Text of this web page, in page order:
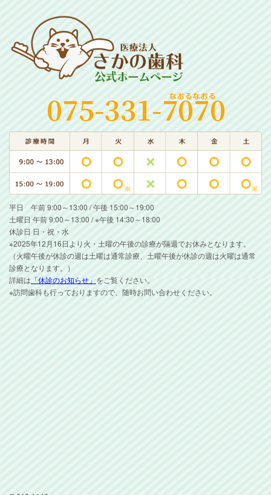
平日 午前 9:00～13:00 / 午後 15:00～19:00
土曜日 午前 9:00～13:00 / ※午後 14:30～18:00
休診日 日・祝・水
※2025年12月16日より火・土曜の午後の診療が隔週でお休みとなります。
（火曜午後が休診の週は土曜は通常診療、土曜午後が休診の週は火曜は通常
診療となります。）
詳細は 「休診のお知らせ」 をご覧ください。
※訪問歯科も行っておりますので、随時お問い合わせください。